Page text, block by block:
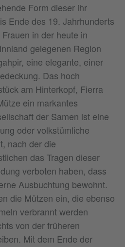
Form dieser ihr
Ende des 19. Jahrhunderts
in der heute in
gelegenen Region
eine elegante, einer
Das hoch
am Hinterkopf, Fierra
ein markantes
der Samen ist eine
oder volkstümliche
nach der die
das Tragen dieser
verboten haben, dass
Ausbuchtung bewohnt.
die Mützen ein, die ebenso
verbrannt werden
von der früheren
Mit dem Ende der